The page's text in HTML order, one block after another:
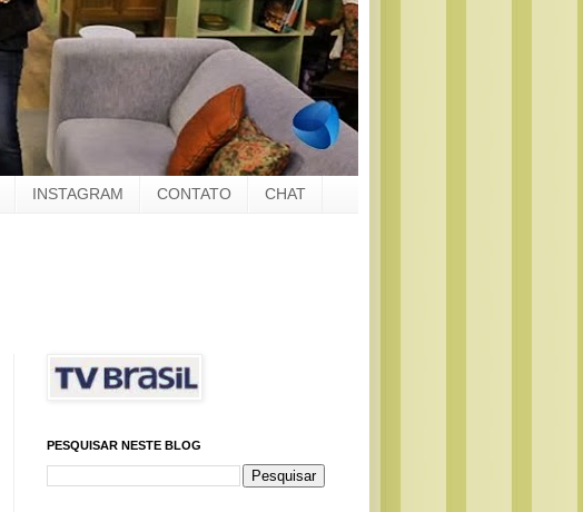
INSTAGRAM CONTATO CHAT
PESQUISAR NESTE BLOG